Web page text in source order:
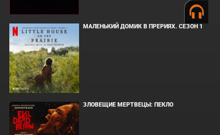
МАЛЕНЬКИЙ ДОМИК В ПРЕРИЯХ. СЕЗОН 1
ЗЛОВЕЩИЕ МЕРТВЕЦЫ: ПЕКЛО